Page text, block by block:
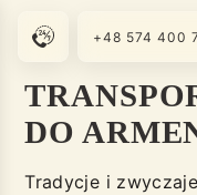
DO
Tradycje i
+48 574 400